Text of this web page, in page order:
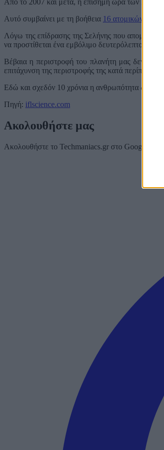
Από το 2007 και μετά, η επίσημη ώρα των ΗΠΑ
Αυτό συμβαίνει με τη βοήθεια 16 ατομικών
Λόγω της επίδρασης της Σελήνης που
να προστίθεται ένα εμβόλιμο δευτερόλεπτο
Βέβαια η περιστροφή του πλανήτη μας δεν
επιτάχυνση της περιστροφής της κατά περίπου
Εδώ και σχεδόν 10 χρόνια η ανθρωπότητα δεν
Πηγή: iflscience.com
Ακολουθήστε μας
Ακολουθήστε το Techmaniacs.gr στο Google